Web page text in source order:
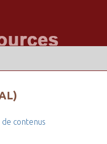
de contenus